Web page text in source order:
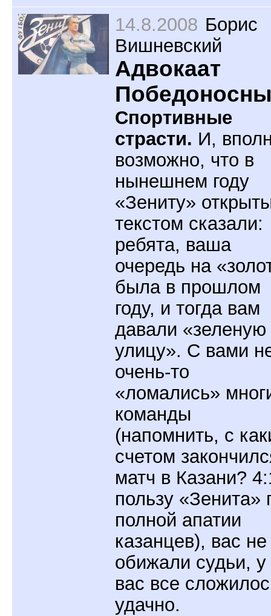
14.8.2008 Борис
Вишневский
Адвокаат
Спортивные
страсти. И,
возможно, что в
нынешнем году
«Зениту»
текстом сказали:
ребята, ваша
очередь на
была в прошлом
году, и тогда вам
давали «зеленую
улицу». С вами
очень-то
«ломались»
команды
(напомнить, с
счетом
матч в Казани?
пользу «Зенита»
полной апатии
казанцев), вас не
обижали судьи, у
вас все
удачно.